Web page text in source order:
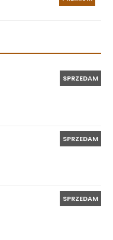
SPRZEDAM
SPRZEDAM
SPRZEDAM